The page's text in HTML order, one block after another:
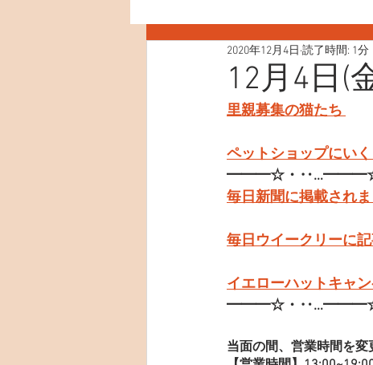
12月4日(
2020年12月4日 読了時間: 1分
里親募集の猫たち
ペットショップにい
━━━☆・
毎日新聞に掲載され
毎日ウイークリーに
イエローハットキャ
━━━☆・
当面の間、営業時間を変